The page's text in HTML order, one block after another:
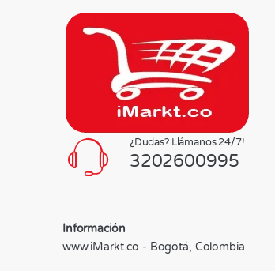
¿Dudas? Llámanos 24/7!
3202600995
Información
www.iMarkt.co - Bogotá, Colombia